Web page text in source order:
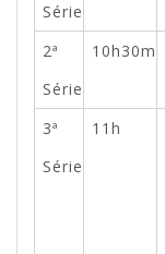
Série
2ª
Série
10h30m
3ª
Série
11h